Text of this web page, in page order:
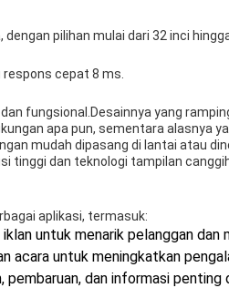
pilihan mulai dari 32 inci
cepat 8 ms.
fungsional.Desainnya yang
apa pun, sementara alasnya
mudah dipasang di lantai atau
tinggi dan teknologi tampilan
aplikasi, termasuk:
untuk menarik pelanggan dan
acara untuk meningkatkan
pembaruan, dan informasi penting